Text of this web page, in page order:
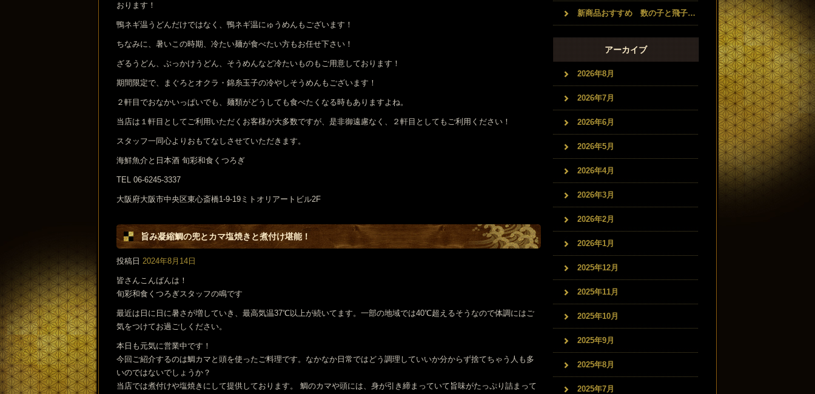
おります！
鴨ネギ温うどんだけではなく、鴨ネギ温にゅうめんもございます！
ちなみに、暑いこの時期、冷たい麺が食べたい方もお任せ下さい！
ざるうどん、ぶっかけうどん、そうめんなど冷たいものもご用意しております！
期間限定で、まぐろとオクラ・錦糸玉子の冷やしそうめんもございます！
２軒目でおなかいっぱいでも、麺類がどうしても食べたくなる時もありますよね。
当店は１軒目としてご利用いただくお客様が大多数ですが、是非御遠慮なく、２軒目としてもご利用ください！
スタッフ一同心よりおもてなしさせていただきます。
海鮮魚介と日本酒 旬彩和食くつろぎ
TEL 06-6245-3337
大阪府大阪市中央区東心斎橋1-9-19ミトオリアートビル2F
旨み凝縮鯛の兜とカマ塩焼きと煮付け堪能！
投稿日 2024年8月14日
皆さんこんばんは！
旬彩和食くつろぎスタッフの鳴です
最近は日に日に暑さが増していき、最高気温37℃以上が続いてます。一部の地域では40℃超えるそうなので体調にはご
気をつけてお過ごしください。
本日も元気に営業中です！
今回ご紹介するのは鯛カマと頭を使ったご料理です。なかなか日常ではどう調理していいか分からず捨てちゃう人も多
いのではないでしょうか？
当店では煮付けや塩焼きにして提供しております。 鯛のカマや頭には、身が引き締まっていて旨味がたっぷり詰まって
新商品おすすめ 数の子と飛子の味噌チーズ和え
アーカイブ
2026年8月
2026年7月
2026年6月
2026年5月
2026年4月
2026年3月
2026年2月
2026年1月
2025年12月
2025年11月
2025年10月
2025年9月
2025年8月
2025年7月